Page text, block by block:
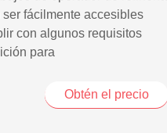
fácilmente accesibles
con algunos requisitos
para
Obtén el precio